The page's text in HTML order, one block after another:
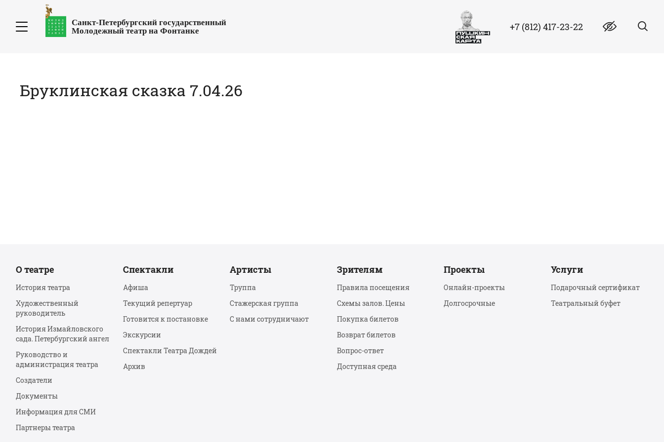
Санкт-Петербургский государственный
Молодежный театр на Фонтанке
+7 (812) 417-23-22
Бруклинская сказка 7.04.26
О театре
История театра
Художественный
руководитель
История Измайловского
сада. Петербургский ангел
Руководство и
администрация театра
Создатели
Документы
Информация для СМИ
Партнеры театра
Спектакли
Афиша
Текущий репертуар
Готовится к постановке
Экскурсии
Спектакли Театра Дождей
Архив
Артисты
Труппа
Стажерская группа
С нами сотрудничают
Зрителям
Правила посещения
Схемы залов. Цены
Покупка билетов
Возврат билетов
Вопрос-ответ
Доступная среда
Проекты
Онлайн-проекты
Долгосрочные
Услуги
Подарочный сертификат
Театральный буфет